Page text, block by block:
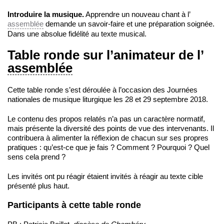
Introduire la musique.Apprendre un nouveau chant à l’
assemblée demande un savoir-faire et une préparation soignée.
Dans une absolue fidélité au texte musical.
Table ronde sur l’animateur de l’
assemblée
Cette table ronde s’est déroulée à l’occasion des Journées
nationales de musique liturgique les 28 et 29 septembre 2018.
Le contenu des propos relatés n’a pas un caractère normatif,
mais présente la diversité des points de vue des intervenants. Il
contribuera à alimenter la réflexion de chacun sur ses propres
pratiques : qu’est-ce que je fais ? Comment ? Pourquoi ? Quel
sens cela prend ?
Les invités ont pu réagir étaient invités à réagir au texte cible
présenté plus haut.
Participants à cette table ronde